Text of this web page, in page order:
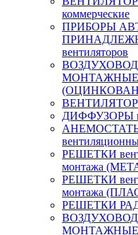
коммерческие
ПРИБОРЫ
вентиляторов
МОНТАЖНЫЕ
ДИФФУЗОРЫ
АНЕМОСТАТЫ,
РЕШЕТКИ
монтажа
РЕШЕТКИ
монтажа
РЕШЕТКИ
МОНТАЖНЫЕ